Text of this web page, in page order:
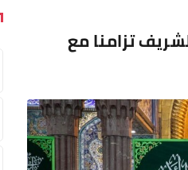
تزامنا مع